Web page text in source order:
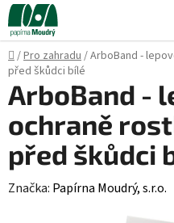
Přejít
na
obsah
Domů
/Pro zahradu/ArboBand -
před škůdci bílé
ArboBand -
ochraně
před škůdci
Značka: Papírna Moudrý, s.r.o.